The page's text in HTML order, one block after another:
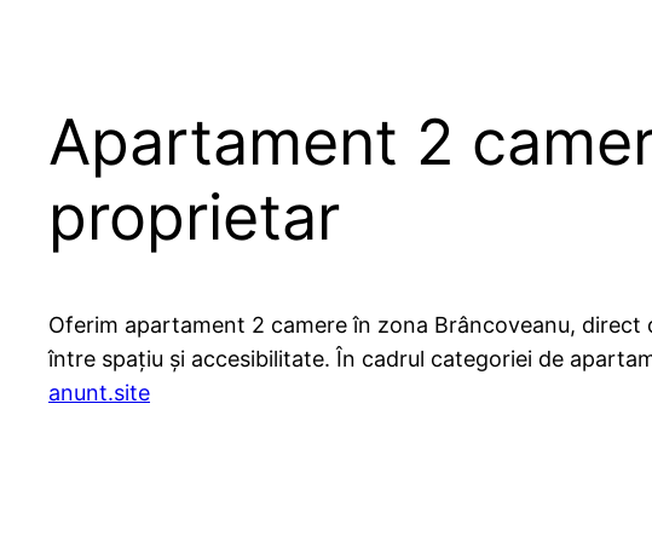
Apartament 2
proprietar
Oferim apartament 2 camere în zona Brâncoveanu,
între spațiu și accesibilitate. În cadrul categoriei de
anunt.site